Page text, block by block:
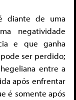
diante de uma
negatividade
e que ganha
ser perdido;
entre a
após enfrentar
é somente após